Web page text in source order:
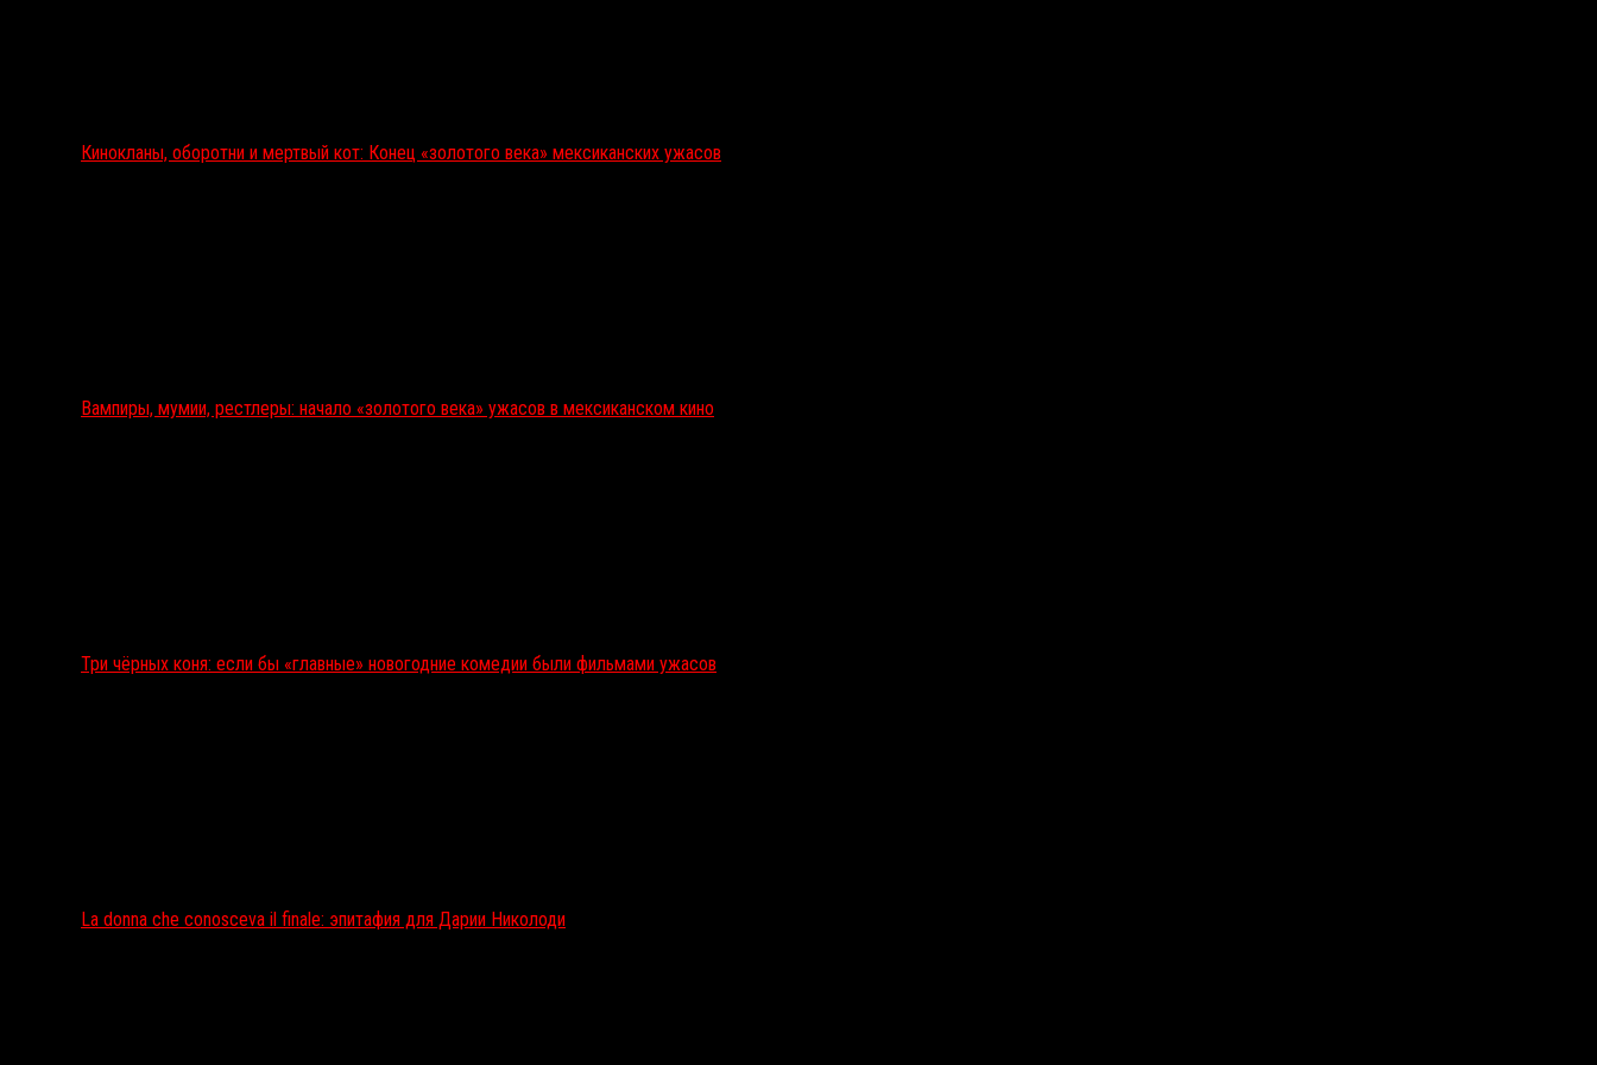
Кинокланы, оборотни и мертвый кот: Конец «золотого века» мексиканских ужасов
Вампиры, мумии, рестлеры: начало «золотого века» ужасов в мексиканском кино
Три чёрных коня: если бы «главные» новогодние комедии были фильмами ужасов
La donna che conosceva il finale: эпитафия для Дарии Николоди